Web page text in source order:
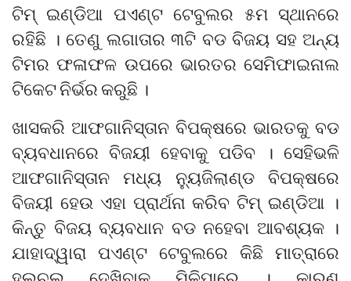
ଟିମ୍ ଇଣ୍ଡିଆ ପଏଣ୍ଟ ଟେବୁଲର ୫ମ ସ୍ଥାନରେ
ରହିଛି । ତେଣୁ ଲଗାତାର ୩ଟି ବଡ ବିଜୟ ସହ ଅନ୍ୟ
ଟିମର ଫଳାଫଳ ଉପରେ ଭାରତର ସେମିଫାଇନାଲ
ଟିକେଟ ନିର୍ଭର କରୁଛି ।
ଖାସକରି ଆଫଗାନିସ୍ତାନ ବିପକ୍ଷରେ ଭାରତକୁ ବଡ
ବ୍ୟବଧାନରେ ବିଜୟୀ ହେବାକୁ ପଡିବ । ସେହିଭଳି
ଆଫଗାନିସ୍ତାନ ମଧ୍ୟ ନ୍ୟୁଜିଲାଣ୍ଡ ବିପକ୍ଷରେ
ବିଜୟୀ ହେଉ ଏହା ପ୍ରାର୍ଥନା କରିବ ଟିମ୍ ଇଣ୍ଡିଆ ।
କିନ୍ତୁ ବିଜୟ ବ୍ୟବଧାନ ବଡ ନହେବା ଆବଶ୍ୟକ ।
ଯାହାଦ୍ୱାରା ପଏଣ୍ଟ ଟେବୁଲରେ କିଛି ମାତ୍ରାରେ